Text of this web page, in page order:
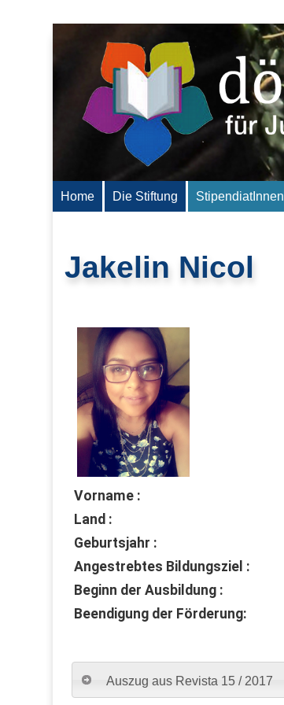
Home Die Stiftung StipendiatInnen
Jakelin Nicol
Vorname :
Land :
Geburtsjahr :
Angestrebtes Bildungsziel :
Beginn der Ausbildung :
Beendigung der Förderung:
Auszug aus Revista 15 / 2017